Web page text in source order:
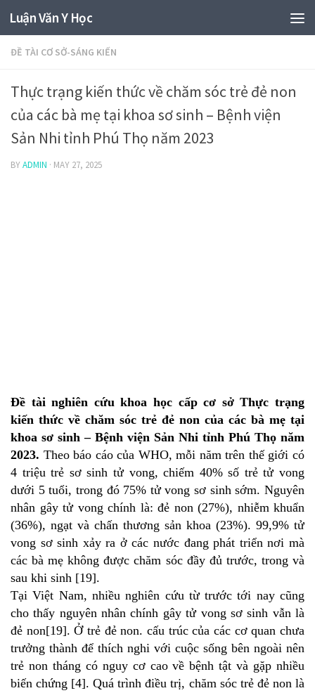
Luận Văn Y Học
ĐỀ TÀI CƠ SỞ-SÁNG KIẾN
Thực trạng kiến thức về chăm sóc trẻ đẻ non
của các bà mẹ tại khoa sơ sinh – Bệnh viện
Sản Nhi tỉnh Phú Thọ năm 2023
BYADMIN · MAY 27, 2025
Đề tài nghiên cứu khoa học cấp cơ sở Thực trạng
kiến thức về chăm sóc trẻ đẻ non của các bà mẹ tại
khoa sơ sinh – Bệnh viện Sản Nhi tỉnh Phú Thọ năm
2023. Theo báo cáo của WHO, mỗi năm trên thế giới có
4 triệu trẻ sơ sinh tử vong, chiếm 40% số trẻ tử vong
dưới 5 tuổi, trong đó 75% tử vong sơ sinh sớm. Nguyên
nhân gây tử vong chính là: đẻ non (27%), nhiễm khuẩn
(36%), ngạt và chấn thương sản khoa (23%). 99,9% tử
vong sơ sinh xảy ra ở các nước đang phát triển nơi mà
các bà mẹ không được chăm sóc đầy đủ trước, trong và
sau khi sinh [19].
Tại Việt Nam, nhiều nghiên cứu từ trước tới nay cũng
cho thấy nguyên nhân chính gây tử vong sơ sinh vẫn là
đẻ non[19]. Ở trẻ đẻ non. cấu trúc của các cơ quan chưa
trưởng thành để thích nghi với cuộc sống bên ngoài nên
trẻ non tháng có nguy cơ cao về bệnh tật và gặp nhiều
biến chứng [4]. Quá trình điều trị, chăm sóc trẻ đẻ non là